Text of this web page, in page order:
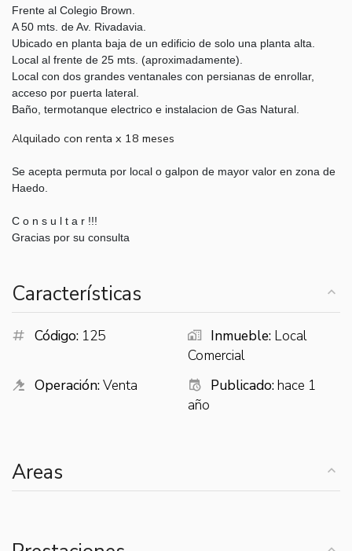
Frente al Colegio Brown.
A 50 mts. de Av. Rivadavia.
Ubicado en planta baja de un edificio de solo una planta alta.
Local al frente de 25 mts. (aproximadamente).
Local con dos grandes ventanales con persianas de enrollar,
acceso por puerta lateral.
Baño, termotanque electrico e instalacion de Gas Natural.
Alquilado con renta x 18 meses
Se acepta permuta por local o galpon de mayor valor en zona de
Haedo.
C o n s u l t a r !!!
Gracias por su consulta
Características
Código: 125 Inmueble: Local
Comercial
Operación:Venta Publicado:hace 1
año
Areas